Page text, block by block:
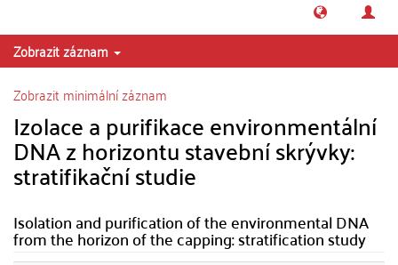
Zobrazit záznam
Zobrazit minimální záznam
Izolace a purifikace environmentální
DNA z horizontu stavební skrývky:
stratifikační studie
Isolation and purification of the environmental DNA
from the horizon of the capping: stratification study